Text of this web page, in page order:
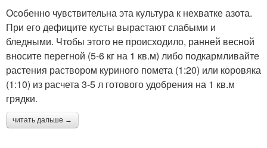
Особенно чувствительна эта культура к нехватке азота.
При его дефиците кусты вырастают слабыми и
бледными. Чтобы этого не происходило, ранней весной
вносите перегной (5-6 кг на 1 кв.м) либо подкармливайте
растения раствором куриного помета (1:20) или коровяка
(1:10) из расчета 3-5 л готового удобрения на 1 кв.м
грядки.
читать дальше →